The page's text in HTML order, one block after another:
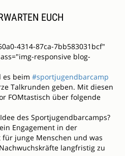
EUCH
4314-87ca-7bb583031bcf"
responsive blog-
es beim #sportjugendbarcamp
Talkrunden geben. Mit diesen
FOMtastisch über folgende
des Sportjugendbarcamps?
Engagement in der
für junge Menschen und was
langfristig zu